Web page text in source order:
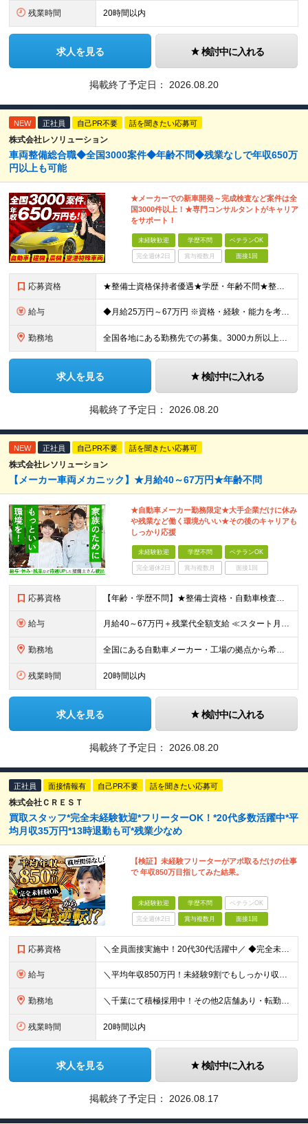
残業時間 20時間以内
求人を見る 検討中に入れる
掲載終了予定日： 2026.08.20
NEW 正社員 自己PR不要 話を聞きたい応募可
株式会社レソリューション
車両整備総合職◆全国3000案件◆年齢不問◆残業なしで年収650万
円以上も可能
★メーカーでの新車開発～完成検査など案件は全
国3000件以上！★専門コンサルタントがキャリア
をサポート！
未経験歓迎 学歴不問 ベテランOK
完全週休2日 賞与複数月 面接1回
応募資格 ★整備士資格保持者優遇★学歴・年齢不問★整備経験者・既卒者・第二新卒・車業界経験者・未経験者歓迎！ ◎経験や資格を活かしてキャリアアップしたい方 ◎ライフスタイルに合った働き方を求めている方 ◎技術
給与 ◆月給25万円～67万円 ※資格・経験・能力を考慮の上、優遇 ※現年収・年齢・経験・資格・能力等、総合的に考慮し、決定します。 ※自動車整備の実務経験がある方はご相談ください！ ※試用期間有(同待遇/
勤務地 全国各地にある勤務先での募集。3000カ所以上から希望を考慮し決定。 ★転居を伴う転勤なし。 ★遠方からのご応募も歓迎！引越など赴任に伴う費用、家賃は全額負担します（会社規定による）。 ★請負先
求人を見る 検討中に入れる
掲載終了予定日： 2026.08.20
NEW 正社員 自己PR不要 話を聞きたい応募可
株式会社レソリューション
【メーカー車両メカニック】★月給40～67万円★年齢不問
★自動車メーカー勤務限定★大手企業だけに休み
や残業など働く環境がいい★その後のキャリアも
しっかり応援
未経験歓迎 学歴不問 ベテランOK
完全週休2日 賞与複数月 面接1回
応募資格 【年齢・学歴不問】★整備士資格・自動車検査員資格をお持ちの方★既卒者・第二新卒・実務未経験者も歓迎！ ■自動車整備士資格または自動車検査員資格の保有者。 ※実務経験不問 ◎経験や資格を活かしてキャリ
給与 月給40～67万円＋残業代全額支給 ≪スタート月給例≫ ■自動車車検・整備：月給40万円+残業代 ※現年収・年齢・経験・資格・能力等、総合的に考慮し、決定します。 ※試用期間有(同待遇/最長6ヵ月
勤務地 全国にある自動車メーカー・工場の拠点から希望を考慮して決定します。 ★転居を伴う転勤はありません。 ★U・Iターン、遠方からのご応募も歓迎！引越など赴任に伴う費用、家賃は全額負担します（会社規定によ
残業時間 20時間以内
求人を見る 検討中に入れる
掲載終了予定日： 2026.08.20
正社員 面接情報有 自己PR不要 話を聞きたい応募可
株式会社ＣＲＥＳＴ
買取スタッフ*完全未経験歓迎*フリーターOK！*20代多数活躍中*平
均月収35万円*13時退勤も可*残業少なめ
【検証】未経験フリーターがアポ取るだけの仕事
で 年収850万目指してみた結果。
未経験歓迎 学歴不問 ベテランOK
完全週休2日 賞与複数月 面接1回
応募資格 ＼全員面接実施中！20代30代活躍中／ ◆完全未経験歓迎 ◆学歴不問 経歴や学歴は一切不問！「やってみたい！」という意欲をお持ちの方を歓迎しています！ ＜こんな方をお待ちしております！＞ ◎「とに
給与 ＼平均年収850万円！未経験9割でもしっかり収入UP！／ 【平均月収35万円＋高還元賞与あり】 月給27万円～35万円＋賞与年3回＋各種インセンティブ ※固定残業代（月42時間分・6万5000円
勤務地 ＼千葉にて積極採用中！その他2店舗あり・転勤なし◎／ 雇用元は当社となりますが、 株式会社アップテンポにて勤務いただきます！ ★各店舗、当社の社員が10名ほど活躍しています◎ ＜千葉支店＞ ←積
残業時間 20時間以内
求人を見る 検討中に入れる
掲載終了予定日： 2026.08.17